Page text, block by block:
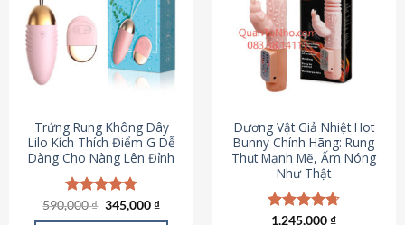
Trứng Rung Không Dây
Lilo Kích Thích Điểm G Dễ
Dàng Cho Nàng Lên Đỉnh
Được xếp
hạng4.79
590,000₫ Giá
345,000₫Giá
Dương Vật Giả Nhiệt Hot
Bunny Chính Hãng: Rung
Thụt Mạnh Mẽ, Ấm Nóng
Như Thật
Được xếp
1,245,000₫